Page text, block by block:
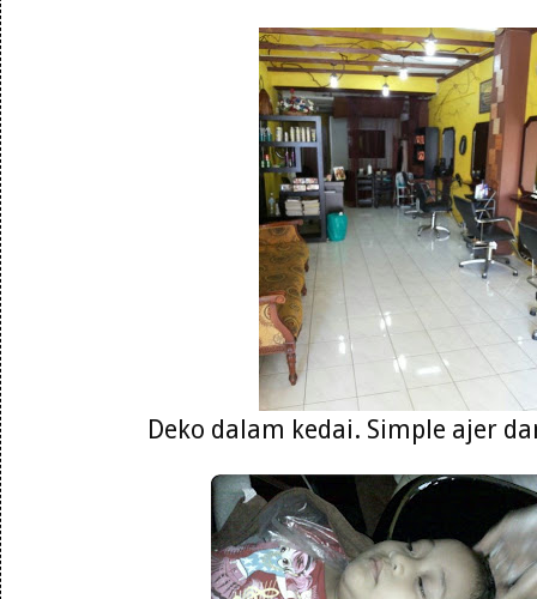
Deko dalam kedai. Simple ajer